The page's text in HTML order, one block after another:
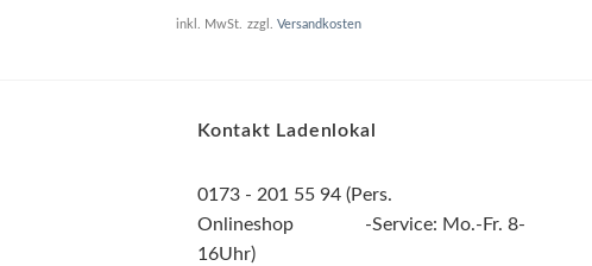
inkl. MwSt. zzgl. Versandkosten
Kontakt Ladenlokal
0173 - 201 55 94 (Pers.
Onlineshop -Service: Mo.-Fr. 8-
16Uhr)